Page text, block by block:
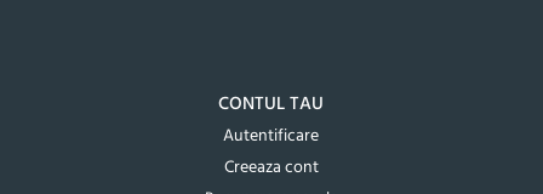
CONTUL TAU
Autentificare
Creeaza cont